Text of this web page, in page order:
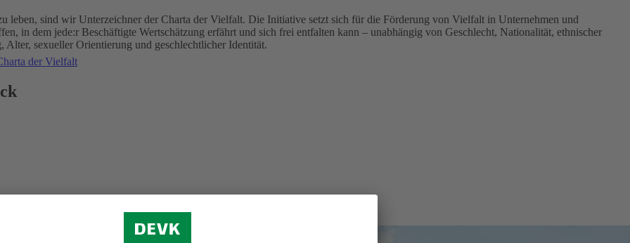
leben, sind wir Unterzeichner der Charta der Vielfalt. Die Initiative setzt sich für die Förderung von Vielfalt in Unternehmen und
in dem jede:r Beschäftigte Wertschätzung erfährt und sich frei entfalten kann – unabhängig von Geschlecht, Nationalität, ethnischer
sexueller Orientierung und geschlechtlicher Identität.
der Vielfalt
Weltkindertag